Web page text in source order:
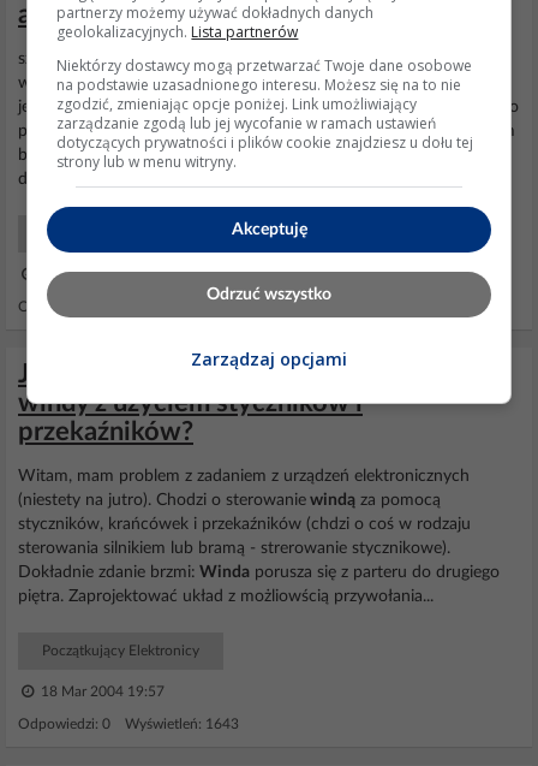
automatyczny ruch w przód i w tył?
szukam pomocy . sprawa napewno jest banalna dla elektronika . a
więc mam modelwindyosobowej sterowanej zwykłym silnikiem
jest do niej pilot którym można wybrać kierunek jazdy. chciałbym to
przerobić tak żęby jeździła sama tzn. żeby jeździła w tą i spowrotem
bez przerwy . jest to bardzo schematycznie pokazane na rys który
dołączam. chciałbym aby konstrukcja...
Projektowanie Układów
31 Gru 2003 10:24
Odpowiedzi: 14 Wyświetleń: 2261
Jak zaprojektować układ sterowania
windy z użyciem styczników i
przekaźników?
Witam, mam problem z zadaniem z urządzeń elektronicznych
(niestety na jutro). Chodzi o sterowanie windą za pomocą
styczników, krańcówek i przekaźników (chdzi o coś w rodzaju
sterowania silnikiem lub bramą - strerowanie stycznikowe).
Dokładnie zdanie brzmi: Winda porusza się z parteru do drugiego
piętra. Zaprojektować układ z możliowścią przywołania...
Początkujący Elektronicy
18 Mar 2004 19:57
Odpowiedzi: 0 Wyświetleń: 1643
partnerzy możemy używać dokładnych danych
geolokalizacyjnych. Lista partnerów
Niektórzy dostawcy mogą przetwarzać Twoje dane osobowe
na podstawie uzasadnionego interesu. Możesz się na to nie
zgodzić, zmieniając opcje poniżej. Link umożliwiający
zarządzanie zgodą lub jej wycofanie w ramach ustawień
dotyczących prywatności i plików cookie znajdziesz u dołu tej
strony lub w menu witryny.
Akceptuję
Odrzuć wszystko
Zarządzaj opcjami